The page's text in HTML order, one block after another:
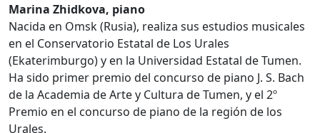
Marina Zhidkova, piano
Nacida en Omsk (Rusia), realiza sus estudios musicales
en el Conservatorio Estatal de Los Urales
(Ekaterimburgo) y en la Universidad Estatal de Tumen.
Ha sido primer premio del concurso de piano J. S. Bach
de la Academia de Arte y Cultura de Tumen, y el 2º
Premio en el concurso de piano de la región de los
Urales.